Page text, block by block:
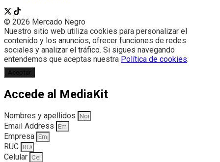
© 2026 Mercado Negro
Nuestro sitio web utiliza cookies para personalizar el
contenido y los anuncios, ofrecer funciones de redes
sociales y analizar el tráfico. Si sigues navegando
entendemos que aceptas nuestra Política de cookies.
Aceptar
Accede al MediaKit
Nombres y apellidos
Email Address
Empresa
RUC
Celular